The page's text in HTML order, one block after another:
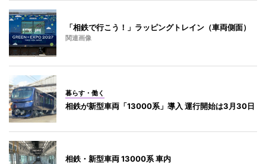
「相鉄で行こう！」ラッピングトレイン（車両側面）
関連画像
暮らす・働く
相鉄が新型車両「13000系」導入 運行開始は3月30日
相鉄・新型車両 13000系 車内